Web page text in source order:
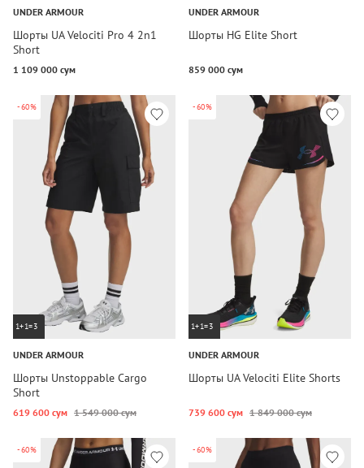
UNDER ARMOUR
Шорты UA Velociti Pro 4 2n1
Short
1 109 000 сум
UNDER ARMOUR
Шорты HG Elite Short
859 000 сум
-60%
1+1=3
UNDER ARMOUR
Шорты Unstoppable Cargo
Short
619 600 сум 1 549 000 сум
-60%
1+1=3
UNDER ARMOUR
Шорты UA Velociti Elite Shorts
739 600 сум 1 849 000 сум
-60% -60%